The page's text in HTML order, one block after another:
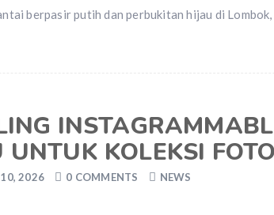
berpasir putih dan perbukitan hijau di
KOLEKSI
2026 0 COMMENTS NEWS